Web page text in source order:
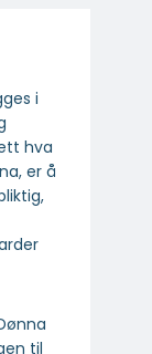
i
hva
er å
til